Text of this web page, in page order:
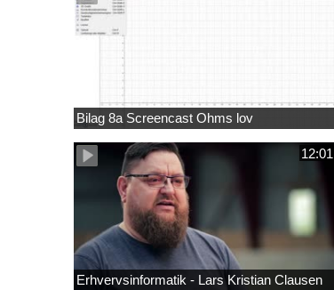
Bilag 8a Screencast Ohms lov
12:01
Erhvervsinformatik - Lars Kristian Clausen